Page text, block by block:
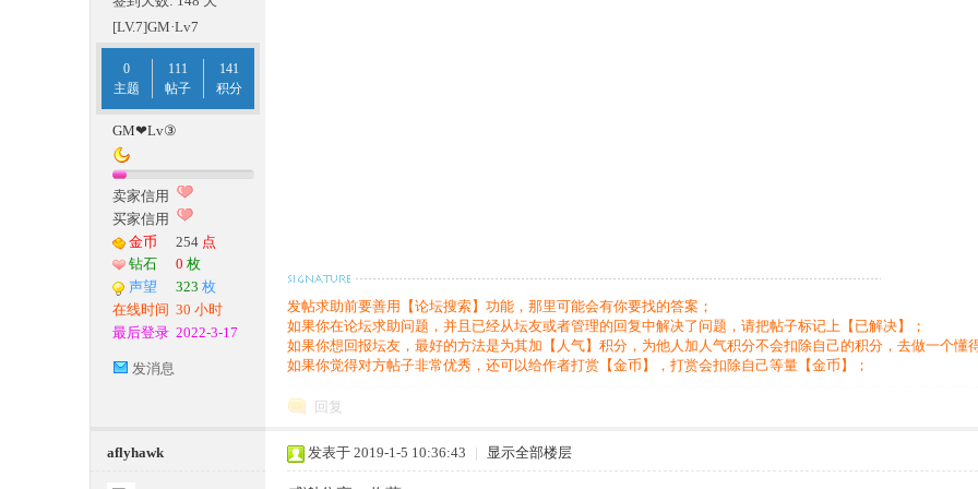
条
龙,
[LV.7]GM·Lv7
0
主题
111
帖子
141
积分
GM❤Lv③
卖家信用
买家信用
金币
254 点
钻石
0 枚
声望
323 枚
在线时间 30 小时
最后登录 2022-3-17
发消息
发帖求助前要善用【论坛搜索】功能，那里可能会有你要找的答案；
如果你在论坛求助问题，并且已经从坛友或者管理的回复中解决了问题，请把帖子标记上【已解决】；
如果你想回报坛友，最好的方法是为其加【人气】积分，为他人加人气积分不会扣除自己的积分，去做一个懂
如果你觉得对方帖子非常优秀，还可以给作者打赏【金币】，打赏会扣除自己等量【金币】；
回复
aflyhawk 发表于 2019-1-5 10:36:43 | 显示全部楼层